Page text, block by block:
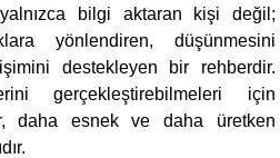
yalnızca bilgi aktaran kişi değil;
yönlendiren, düşünmesini
destekleyen bir rehberdir.
gerçekleştirebilmeleri için
daha esnek ve daha üretken